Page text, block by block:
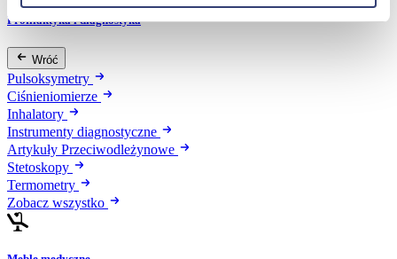
Profilaktyka i diagnostyka
Wróć
Pulsoksymetry
Ciśnieniomierze
Inhalatory
Instrumenty diagnostyczne
Artykuły Przeciwodleżynowe
Stetoskopy
Termometry
Zobacz wszystko